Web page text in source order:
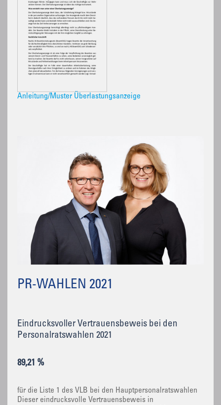
Anleitung/Muster Überlastungsanzeige
PR-WAHLEN 2021
Eindrucksvoller Vertrauensbeweis bei den
Personalratswahlen 2021
89,21 %
für die Liste 1 des VLB bei den Hauptpersonalratswahlen
Dieser eindrucksvolle Vertrauensbeweis in